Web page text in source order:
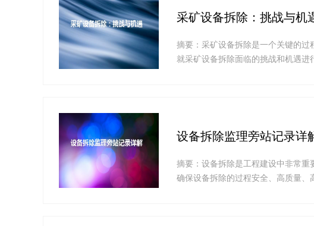
采矿设备拆除：挑战与机
摘要：采矿设备拆除是一个关键的
就采矿设备拆除面临的挑战和机遇
设备拆除监理旁站记录详
摘要：设备拆除是工程建设中非常
确保设备拆除的过程安全、高质量